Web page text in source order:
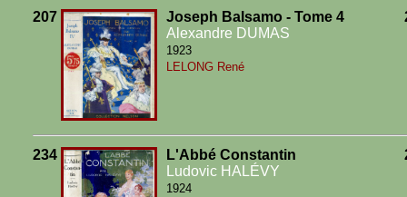
207
Joseph Balsamo - Tome 4
Alexandre DUMAS
1923
LELONG René
234
L'Abbé Constantin
Ludovic HALÉVY
1924